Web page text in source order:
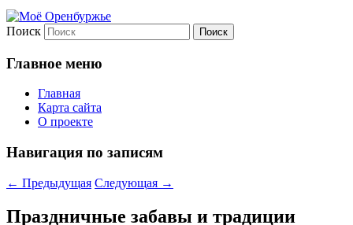
Поиск
Главное меню
Главная
Карта сайта
О проекте
Навигация по записям
← Предыдущая Следующая →
Праздничные забавы и традиции